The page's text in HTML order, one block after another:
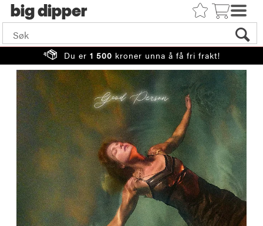
big
Du er 1 500 kroner unna å få fri frakt!